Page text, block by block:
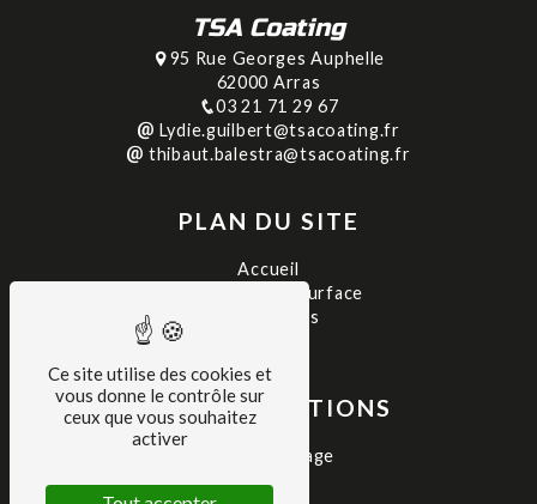
TSA Coating
95 Rue Georges Auphelle
62000 Arras
03 21 71 29 67
Lydie.guilbert@tsacoating.fr
thibaut.balestra@tsacoating.fr
PLAN DU SITE
Accueil
Traitement de surface
Réalisations
NOS PRESTATIONS
Thermolaquage
Ce site utilise des cookies et
vous donne le contrôle sur
ceux que vous souhaitez
activer